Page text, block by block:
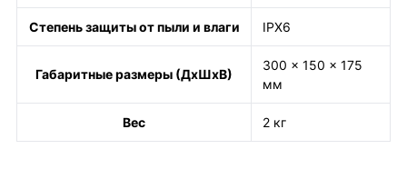
Степень защиты от пыли и влаги IPX6
Габаритные размеры (ДхШхВ)
300 x 150 x 175
мм
Вес 2 кг